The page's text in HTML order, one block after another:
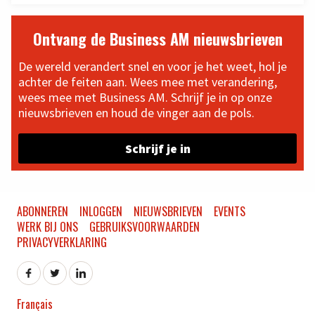
Ontvang de Business AM nieuwsbrieven
De wereld verandert snel en voor je het weet, hol je
achter de feiten aan. Wees mee met verandering,
wees mee met Business AM. Schrijf je in op onze
nieuwsbrieven en houd de vinger aan de pols.
Schrijf je in
ABONNEREN INLOGGEN NIEUWSBRIEVEN
EVENTS
WERK BIJ ONS
GEBRUIKSVOORWAARDEN
PRIVACYVERKLARING
Français